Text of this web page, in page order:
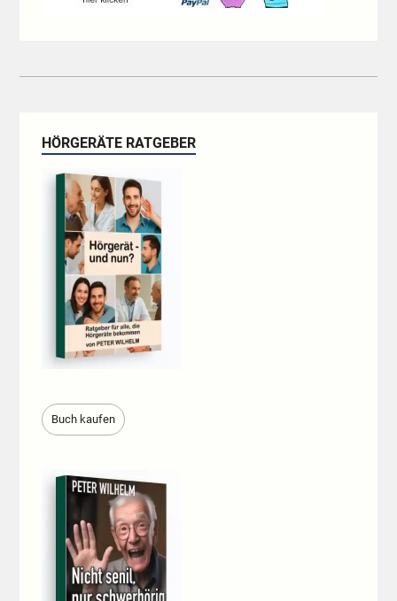
HÖRGERÄTE RATGEBER
Buch kaufen